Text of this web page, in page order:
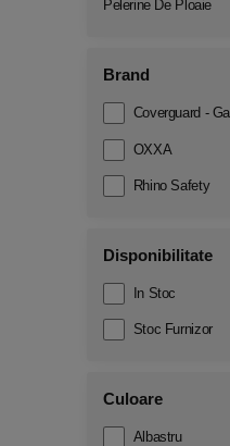
Pelerine De Ploaie
Brand
Coverguard -
OXXA
Rhino Safety
Disponibilitate
In Stoc
Stoc Furnizor
Culoare
Albastru